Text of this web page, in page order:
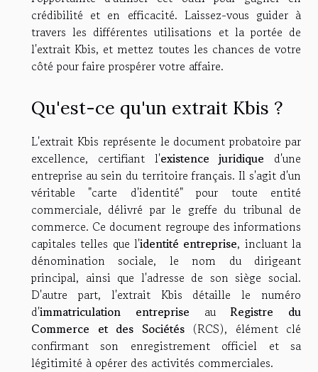
crédibilité et en efficacité. Laissez-vous guider à
travers les différentes utilisations et la portée de
l'extrait Kbis, et mettez toutes les chances de votre
côté pour faire prospérer votre affaire.
Qu'est-ce qu'un extrait Kbis ?
L'extrait Kbis représente le document probatoire par
excellence, certifiant l'existence juridique d'une
entreprise au sein du territoire français. Il s'agit d'un
véritable "carte d'identité" pour toute entité
commerciale, délivré par le greffe du tribunal de
commerce. Ce document regroupe des informations
capitales telles que l'identité entreprise, incluant la
dénomination sociale, le nom du dirigeant
principal, ainsi que l'adresse de son siège social.
D'autre part, l'extrait Kbis détaille le numéro
d'immatriculation entreprise auRegistre du
Commerce et des Sociétés(RCS), élément clé
confirmant son enregistrement officiel et sa
légitimité à opérer des activités commerciales.